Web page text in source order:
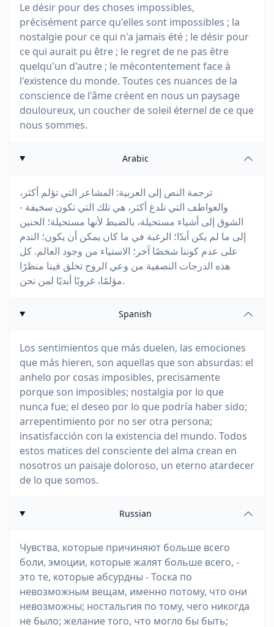
Le désir pour des choses impossibles,
précisément parce qu'elles sont impossibles ; la
nostalgie pour ce qui n'a jamais été ; le désir pour
ce qui aurait pu être ; le regret de ne pas être
quelqu'un d'autre ; le mécontentement face à
l'existence du monde. Toutes ces nuances de la
conscience de l'âme créent en nous un paysage
douloureux, un coucher de soleil éternel de ce que
nous sommes.
Arabic
ترجمة النص إلى العربية: المشاعر التي تؤلم أكثر،
والعواطف التي تلدغ أكثر، هي تلك التي تكون سخيفة -
الشوق إلى أشياء مستحيلة، بالضبط لأنها مستحيلة؛ الحنين
إلى ما لم يكن أبدًا؛ الرغبة في ما كان يمكن أن يكون؛ الندم
على عدم كوننا شخصًا آخر؛ الاستياء من وجود العالم. كل
هذه الدرجات النصفية من وعي الروح تخلق فينا منظرًا
مؤلمًا، غروبًا أبديًا لمن نحن.
Spanish
Los sentimientos que más duelen, las emociones
que más hieren, son aquellas que son absurdas: el
anhelo por cosas imposibles, precisamente
porque son imposibles; nostalgia por lo que
nunca fue; el deseo por lo que podría haber sido;
arrepentimiento por no ser otra persona;
insatisfacción con la existencia del mundo. Todos
estos matices del consciente del alma crean en
nosotros un paisaje doloroso, un eterno atardecer
de lo que somos.
Russian
Чувства, которые причиняют больше всего
боли, эмоции, которые жалят больше всего, -
это те, которые абсурдны - Тоска по
невозможным вещам, именно потому, что они
невозможны; ностальгия по тому, чего никогда
не было; желание того, что могло бы быть;